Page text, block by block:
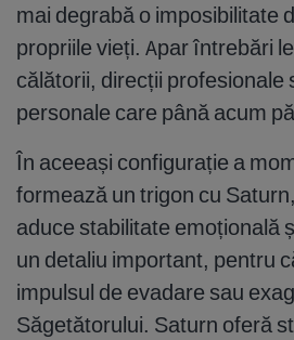
mai degrabă o imposibilitate
propriile vieți. Apar întrebări
călătorii, direcții profesionale
personale care până acum
În aceeași configurație a
formează un trigon cu
aduce stabilitate emoțională
un detaliu important, pentru
impulsul de evadare sau
Săgetătorului. Saturn oferă